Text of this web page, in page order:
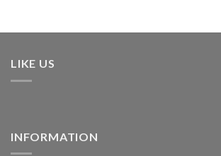
LIKE US
INFORMATION